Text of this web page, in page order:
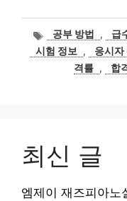
태
그
공부 방법 , 급
시험 정보
, 응시자
격률 , 합
최신 글
엠제이 재즈피아노